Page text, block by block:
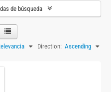
de búsqueda
Direction: Ascending